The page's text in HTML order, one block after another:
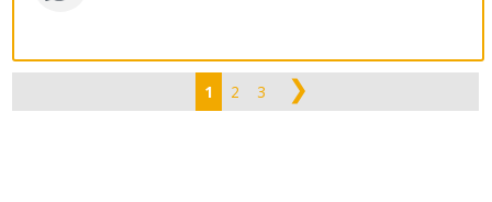
1 2 3 ❯